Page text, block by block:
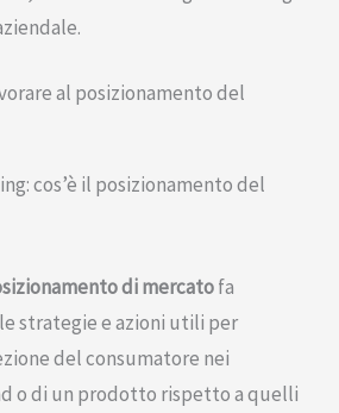
al posizionamento del
cos’è il posizionamento del
di mercatofa
strategie e azioni utili per
del consumatore nei
o di un prodotto rispetto a quelli